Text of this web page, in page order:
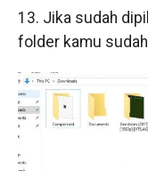
13. Jika sudah
folder kamu